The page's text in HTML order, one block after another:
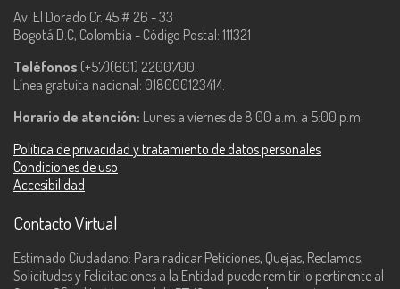
Av. El Dorado Cr. 45 # 26 - 33
Bogotá D.C, Colombia - Código Postal: 111321
Teléfonos (+57)(601) 2200700.
Línea gratuita nacional: 018000123414.
Horario de atención: Lunes a viernes de 8:00 a.m. a 5:00 p.m.
Política de privacidad y tratamiento de datos personales
Condiciones de uso
Accesibilidad
Contacto Virtual
Estimado Ciudadano: Para radicar Peticiones, Quejas, Reclamos,
Solicitudes y Felicitaciones a la Entidad puede remitir lo pertinente al